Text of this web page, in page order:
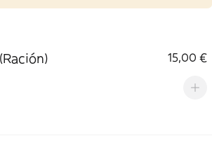
15,00 €